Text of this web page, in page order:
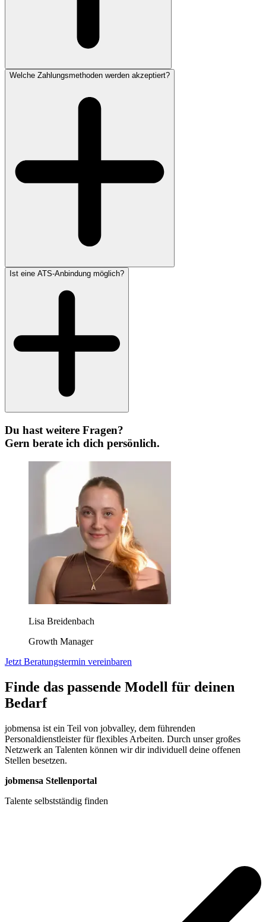
Welche Zahlungsmethoden werden akzeptiert?
Ist eine ATS-Anbindung möglich?
Du hast weitere Fragen?
Gern berate ich dich persönlich.
Lisa Breidenbach
Growth Manager
Jetzt Beratungstermin vereinbaren
Finde das passende Modell für deinen
Bedarf
jobmensa ist ein Teil von jobvalley, dem führenden
Personaldienstleister für flexibles Arbeiten. Durch unser großes
Netzwerk an Talenten können wir dir individuell deine offenen
Stellen besetzen.
jobmensa Stellenportal
Talente selbstständig finden